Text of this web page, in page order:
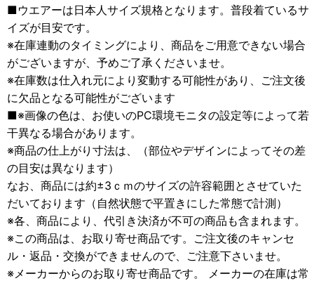
■ウエアーは日本人サイズ規格となります。普段着ているサ
イズが目安です。
※在庫連動のタイミングにより、商品をご用意できない場合
がございますが、予めご了承くださいませ。
※在庫数は仕入れ元により変動する可能性があり、ご注文後
に欠品となる可能性がございます
■※画像の色は、お使いのPC環境モニタの設定等によって若
干異なる場合があります。
※商品の仕上がり寸法は、（部位やデザインによってその差
の目安は異なります）
なお、商品には約±3ｃｍのサイズの許容範囲とさせていた
だいております（自然状態で平置きにした常態で計測）
※各、商品により、代引き決済が不可の商品も含まれます。
※この商品は、お取り寄せ商品です。ご注文後のキャンセ
ル・返品・交換ができませんので、ご注意下さいませ。
※メーカーからのお取り寄せ商品です。 メーカーの在庫は常